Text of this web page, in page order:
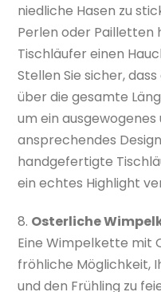
niedliche Hasen zu
Perlen oder Pailletten
Tischläufer einen
Stellen Sie sicher,
über die gesamte
um ein
ansprechendes
handgefertigte
ein echtes Highlight
8. Osterliche
Eine Wimpelkette mit
fröhliche Möglichkeit,
und den Frühling zu